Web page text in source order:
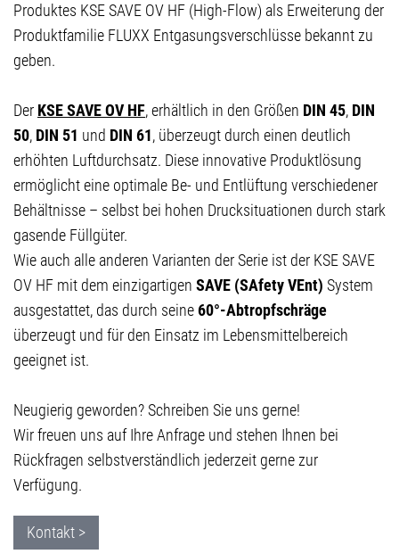
Produktes KSE SAVE OV HF (High-Flow) als Erweiterung der
Produktfamilie FLUXX Entgasungsverschlüsse bekannt zu
geben.
Der KSE SAVE OV HF, erhältlich in den Größen DIN 45, DIN
50, DIN 51 und DIN 61, überzeugt durch einen deutlich
erhöhten Luftdurchsatz. Diese innovative Produktlösung
ermöglicht eine optimale Be- und Entlüftung verschiedener
Behältnisse – selbst bei hohen Drucksituationen durch stark
gasende Füllgüter.
Wie auch alle anderen Varianten der Serie ist der KSE SAVE
OV HF mit dem einzigartigen SAVE (SAfety VEnt) System
ausgestattet, das durch seine60°-Abtropfschräge
überzeugt und für den Einsatz im Lebensmittelbereich
geeignet ist.
Neugierig geworden? Schreiben Sie uns gerne!
Wir freuen uns auf Ihre Anfrage und stehen Ihnen bei
Rückfragen selbstverständlich jederzeit gerne zur
Verfügung.
Kontakt >